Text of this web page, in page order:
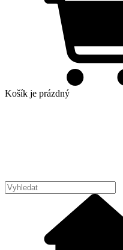
Košík je prázdný